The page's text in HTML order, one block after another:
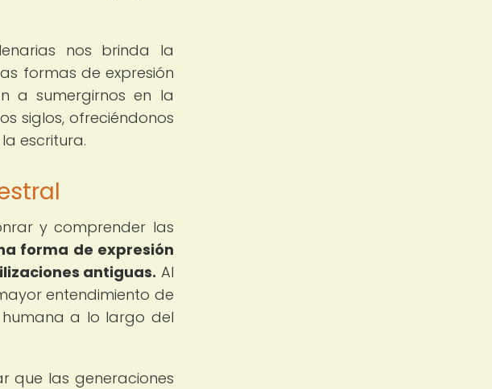
nos brinda la
formas de expresión
a sumergirnos en la
siglos, ofreciéndonos
escritura.
y comprender las
forma de expresión
antiguas. Al
entendimiento de
humana a lo largo del
que las generaciones